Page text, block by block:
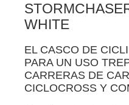
WHITE
EL CASCO DE
PARA UN USO
CARRERAS DE
CICLOCROSS Y